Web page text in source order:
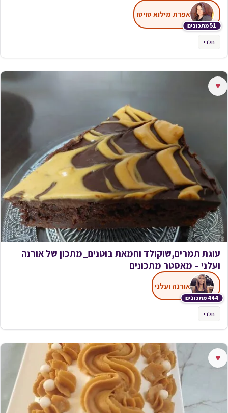
51 מתכונים
אפרת מילוא טויטו
חלבי
♥
עוגת תמרים,שוקולד וחמאת בוטנים_מתכון של אורנה
ועלני – מאסטר מתכונים
444 מתכונים
אורנה ועלני
חלבי
♥